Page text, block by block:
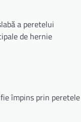
a peretelui
de hernie
împins prin peretele